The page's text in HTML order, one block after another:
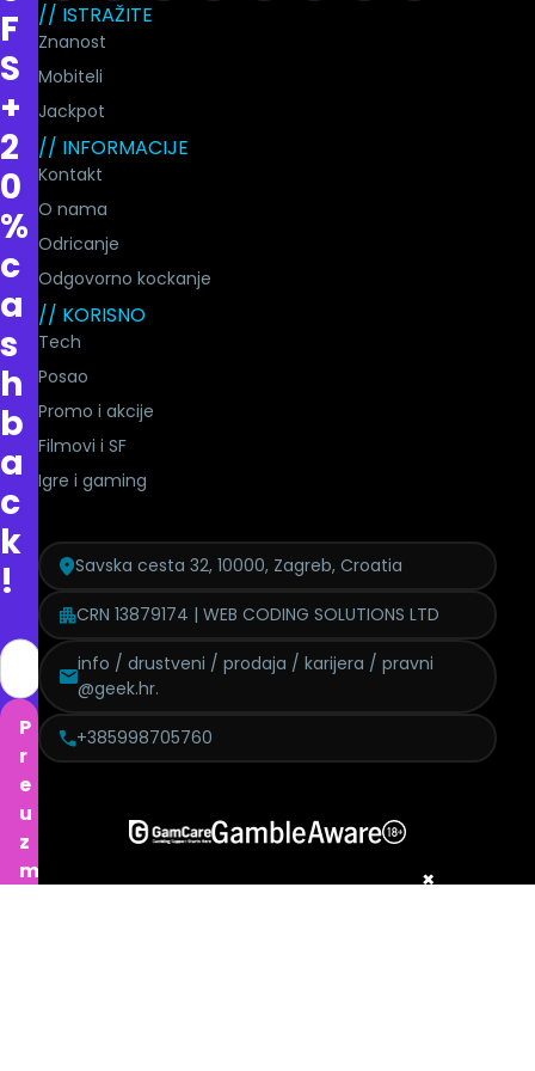
×
F
S
+
2
0
%
c
a
s
h
b
a
c
k
!
P
r
e
u
z
m
// ISTRAŽITE
Znanost
Mobiteli
Jackpot
// INFORMACIJE
Kontakt
O nama
Odricanje
Odgovorno kockanje
// KORISNO
Tech
Posao
Promo i akcije
Filmovi i SF
Igre i gaming
Savska cesta 32, 10000, Zagreb, Croatia
CRN 13879174 | WEB CODING SOLUTIONS LTD
info / drustveni / prodaja / karijera / pravni
@geek.hr.
+385998705760